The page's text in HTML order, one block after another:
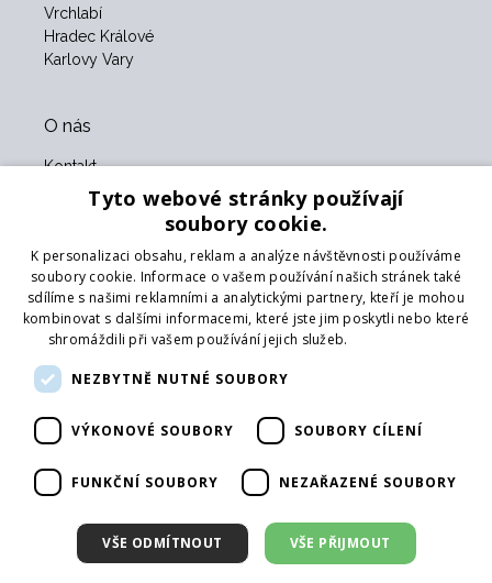
Vrchlabí
Hradec Králové
Karlovy Vary
O nás
Kontakt
Obchodní podmínky
Naši partneři
Formulář pro vrácení zboží
Vrácení zboží
Doprava
Sledujte nás
Přihlásit mailing
Tyto webové stránky používají
soubory cookie.
K personalizaci obsahu, reklam a analýze návštěvnosti používáme
soubory cookie. Informace o vašem používání našich stránek také
sdílíme s našimi reklamními a analytickými partnery, kteří je mohou
kombinovat s dalšími informacemi, které jste jim poskytli nebo které
shromáždili při vašem používání jejich služeb.
NEZBYTNĚ NUTNÉ SOUBORY
VÝKONOVÉ SOUBORY SOUBORY CÍLENÍ
FUNKČNÍ SOUBORY NEZAŘAZENÉ SOUBORY
VŠE PŘIJMOUT
VŠE ODMÍTNOUT